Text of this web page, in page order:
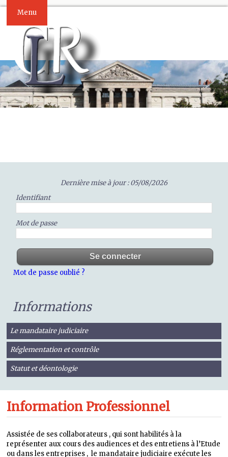
Menu
Dernière mise à jour : 05/08/2026
Identifiant
Mot de passe
Mot de passe oublié ?
Informations
Le mandataire judiciaire
Réglementation et contrôle
Statut et déontologie
Information Professionnel
Assistée de ses collaborateurs , qui sont habilités à la
représenter aux cours des audiences et des entretiens à l’Etude
ou dans les entreprises , le mandataire judiciaire exécute les